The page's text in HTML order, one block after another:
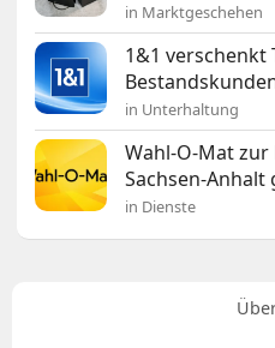
in Marktgeschehen
1&1 verschenkt
in Unterhaltung
Wahl-O-Mat
Sachsen-
in Dienste